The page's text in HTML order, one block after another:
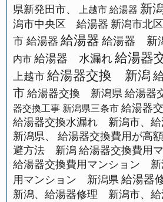
県新発田市、
上越市 給湯器 新
潟市中央区 給湯器 新潟市北
市 給湯器 給湯器 給湯器 新
内市 給湯器 水漏れ 給湯器
上越市 給湯器交換 新潟
市 給湯器交換 新潟県 給湯器
器交換工事 新潟県三条市 給湯器
給湯器交換水漏れ 新潟市、
新潟県、
給湯器交換費用が高
避方法 新潟 給湯器交換費用
給湯器交換費用マンション 新
用マンション 新潟県 給湯器
新潟、給湯器修理 新潟市、